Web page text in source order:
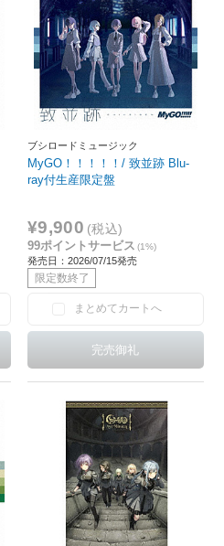
ブシロードミュージック
MyGO！！！！！/ 致並跡 Blu-
ray付生産限定盤
¥9,900 (税込)
99ポイントサービス (1%)
発売日：2026/07/15発売
限定数終了
まとめてカートへ